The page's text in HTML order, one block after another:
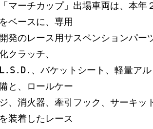
「マーチカップ」出場車両は、本
をベースに、専用
開発のレース用サスペンションパー
クラッチ、
L.S.D.、バケットシート、軽量ア
と、ロールケー
ジ、消火器、牽引フック、サーキッ
を装着したレース